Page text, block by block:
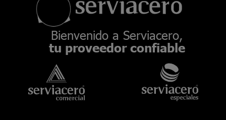
Bienvenido a Serviacero,
tu proveedor confiable